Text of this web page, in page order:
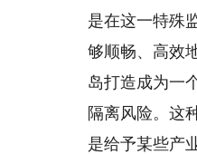
是在这一特殊
够顺畅、高效
岛打造成为一
隔离风险。这
是给予某些产